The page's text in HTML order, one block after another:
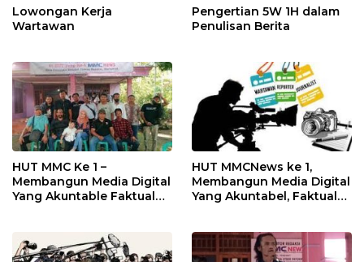
Lowongan Kerja
Wartawan
Pengertian 5W 1H dalam
Penulisan Berita
HUT MMC Ke 1 –
Membangun Media Digital
Yang Akuntable Faktual
HUT MMCNews ke 1,
Membangun Media Digital
Yang Akuntabel, Faktual